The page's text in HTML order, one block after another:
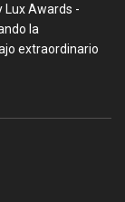
Lux Awards -
la
extraordinario